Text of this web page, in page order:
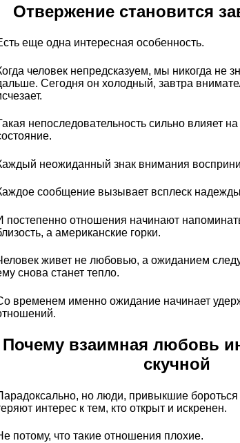
Отвержение становится
еще одна интересная особенность.
человек непредсказуем, мы никогда не
Сегодня он холодный, завтра
непоследовательность сильно влияет
неожиданный знак внимания
сообщение вызывает всплеск
постепенно отношения начинают
а американские горки.
живет не любовью, а ожиданием
снова станет тепло.
временем именно ожидание начинает
Почему взаимная любовь
скучной
но люди, привыкшие
интерес к тем, кто открыт и искренен.
потому, что такие отношения плохие.